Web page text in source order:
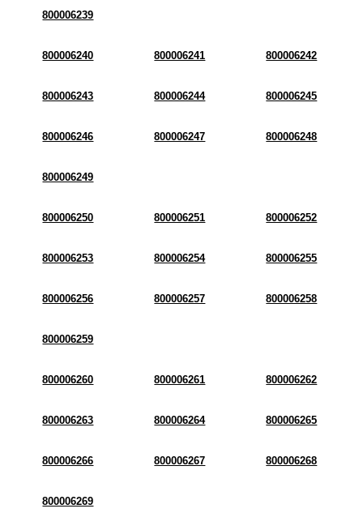
800006239
800006240 800006241 800006242
800006243 800006244 800006245
800006246 800006247 800006248
800006249
800006250 800006251 800006252
800006253 800006254 800006255
800006256 800006257 800006258
800006259
800006260 800006261 800006262
800006263 800006264 800006265
800006266 800006267 800006268
800006269